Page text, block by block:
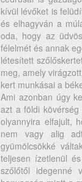
kívül lévőket is
és elhagyván a
oda, hogy az
félelmét és annak
létesített
meg, amely
kert munkásai a
Ami azonban úgy
azt a földi
olyannyira elfajult,
nem vagy alig
gyümölcsökké
teljesen ízetlenül
szőlőtől idegenné